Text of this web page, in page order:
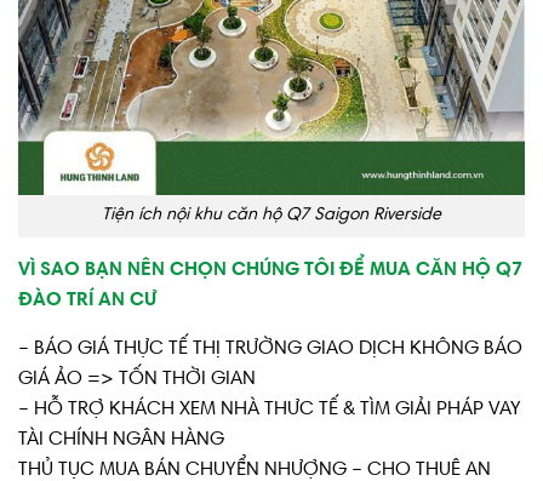
Tiện ích nội khu căn hộ Q7 Saigon Riverside
VÌ SAO BẠN NÊN CHỌN CHÚNG TÔI ĐỂ MUA CĂN HỘ Q7
ĐÀO TRÍ AN CƯ
– BÁO GIÁ THỰC TẾ THỊ TRƯỜNG GIAO DỊCH KHÔNG BÁO
GIÁ ẢO => TỐN THỜI GIAN
– HỖ TRỢ KHÁCH XEM NHÀ THƯC TẾ & TÌM GIẢI PHÁP VAY
TÀI CHÍNH NGÂN HÀNG
THỦ TỤC MUA BÁN CHUYỂN NHƯỢNG – CHO THUÊ AN